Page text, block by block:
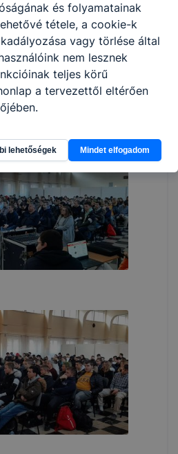
és folyamatainak
tétele, a cookie-k
vagy törlése által
nem lesznek
teljes körű
a tervezettől eltérően
lehetőségek Mindet elfogadom